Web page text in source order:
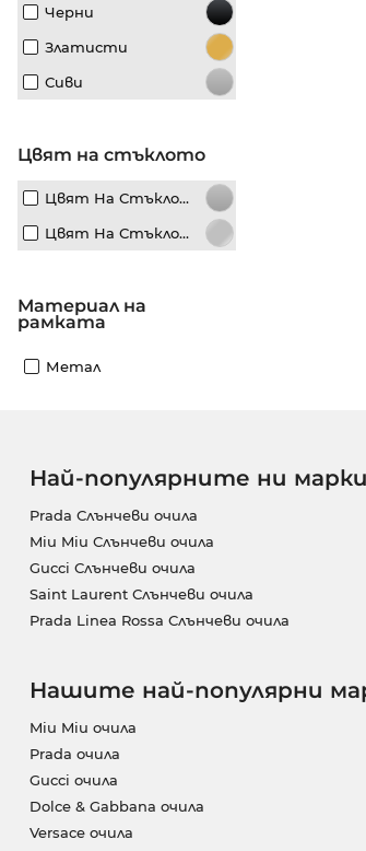
Черни
Златисти
Сиви
Цвят на стъклото
Цвят На Стъклото Сиви
Цвят На Стъклото Сребристи
материал на
рамката
Метал
Най-популярните ни
Prada Слънчеви очила
Miu Miu Слънчеви очила
Gucci Слънчеви очила
Saint Laurent Слънчеви очила
Prada Linea Rossa Слънчеви очила
Нашите най-популярни
Miu Miu очила
Prada очила
Gucci очила
Dolce & Gabbana очила
Versace очила